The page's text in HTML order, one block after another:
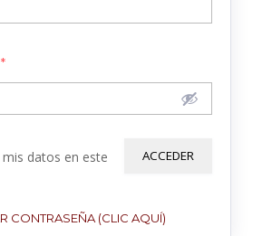
*
mis datos en este
CONTRASEÑA (CLIC AQUÍ)